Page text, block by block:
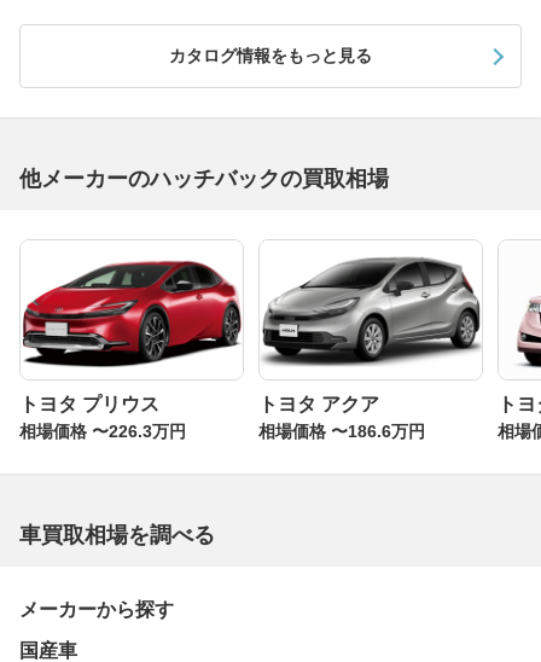
カタログ情報をもっと見る
他メーカーのハッチバックの買取相場
トヨタ プリウス
相場価格 〜226.3万円
トヨタ アクア
相場価格 〜186.6万円
ト
相場
車買取相場を調べる
メーカーから探す
国産車